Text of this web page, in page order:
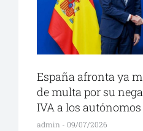
España afronta ya
de multa por su
IVA a los autónomos
admin 09/07/2026